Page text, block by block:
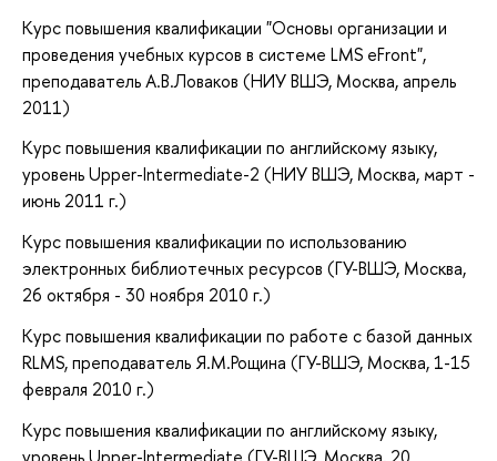
Курс повышения квалификации "Основы организации и
проведения учебных курсов в системе LMS eFront",
преподаватель А.В.Ловаков (НИУ ВШЭ, Москва, апрель
2011)
Курс повышения квалификации по английскому языку,
уровень Upper-Intermediate-2 (НИУ ВШЭ, Москва, март -
июнь 2011 г.)
Курс повышения квалификации по использованию
электронных библиотечных ресурсов (ГУ-ВШЭ, Москва,
26 октября - 30 ноября 2010 г.)
Курс повышения квалификации по работе с базой данных
RLMS, преподаватель Я.М.Рощина (ГУ-ВШЭ, Москва, 1-15
февраля 2010 г.)
Курс повышения квалификации по английскому языку,